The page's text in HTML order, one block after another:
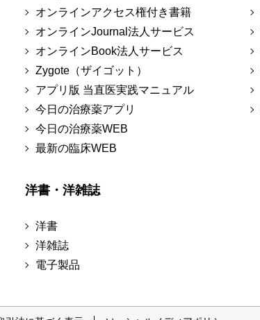
オンラインアクセス権付き書籍
オンラインJournal法人サービス
オンラインBook法人サービス
Zygote（ザイゴット）
アプリ版 当直医実践マニュアル
今日の治療薬アプリ
今日の治療薬WEB
最新の臨床WEB
洋書・洋雑誌
洋書
洋雑誌
電子製品